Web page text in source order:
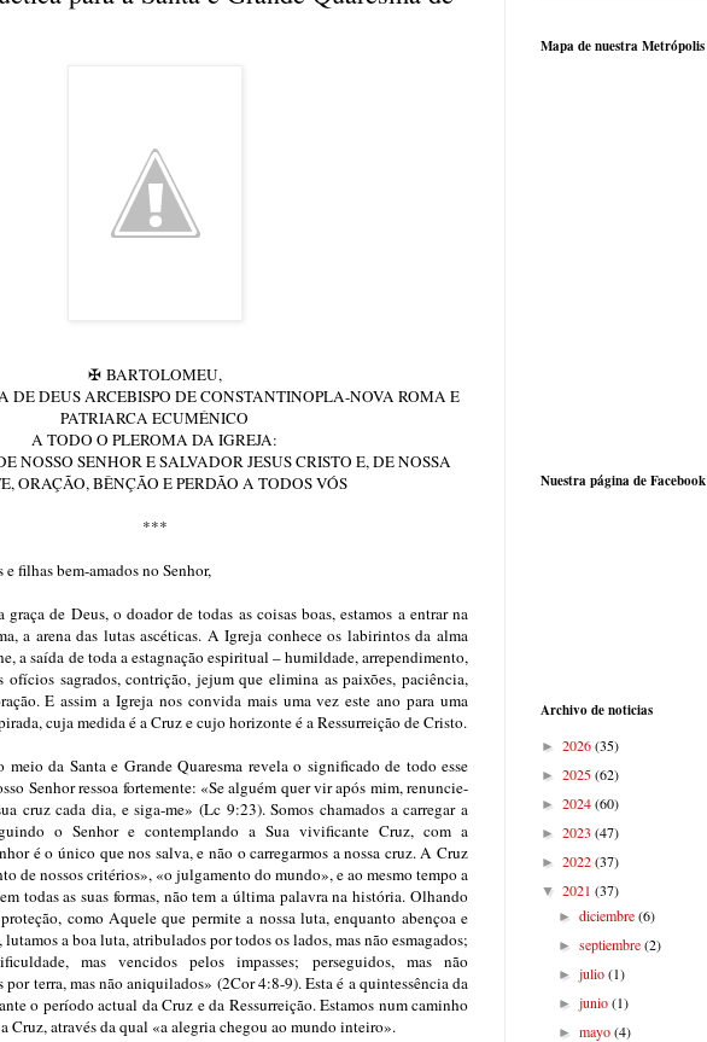
✠BARTOLOMEU,
DE DEUS ARCEBISPO DE CONSTANTINOPLA-NOVA ROMA E
PATRIARCA ECUMÉNICO
A TODO O PLEROMA DA IGREJA:
NOSSO SENHOR E SALVADOR JESUS CRISTO E, DE NOSSA
ORAÇÃO, BÊNÇÃO E PERDÃO A TODOS VÓS
***
filhas bem-amados no Senhor,
de Deus, o doador de todas as coisas boas, estamos a entrar na
a arena das lutas ascéticas. A Igreja conhece os labirintos da alma
a saída de toda a estagnação espiritual – humildade, arrependimento,
ofícios sagrados, contrição, jejum que elimina as paixões, paciência,
E assim a Igreja nos convida mais uma vez este ano para uma
cuja medida é a Cruz e cujo horizonte é a Ressurreição de Cristo.
da Santa e Grande Quaresma revela o significado de todo esse
Senhor ressoa fortemente: «Se alguém quer vir após mim, renuncie-
cruz cada dia, e siga-me» (Lc 9:23). Somos chamados a carregar a
o Senhor e contemplando a Sua vivificante Cruz, com a
é o único que nos salva, e não o carregarmos a nossa cruz. A Cruz
de nossos critérios», «o julgamento do mundo», e ao mesmo tempo a
todas as suas formas, não tem a última palavra na história. Olhando
como Aquele que permite a nossa luta, enquanto abençoa e
lutamos a boa luta, atribulados por todos os lados, mas não esmagados;
mas vencidos pelos impasses; perseguidos, mas não
por terra, mas não aniquilados» (2Cor 4:8-9). Esta é a quintessência da
o período actual da Cruz e da Ressurreição. Estamos num caminho
Cruz, através da qual «a alegria chegou ao mundo inteiro».
Mapa de nuestra Metrópolis
Nuestra página de Facebook
Archivo de noticias
► 2026(35)
► 2025(62)
► 2024(60)
► 2023 (47)
► 2022(37)
▼ 2021 (37)
►diciembre(6)
►septiembre(2)
►julio(1)
►junio(1)
►mayo(4)